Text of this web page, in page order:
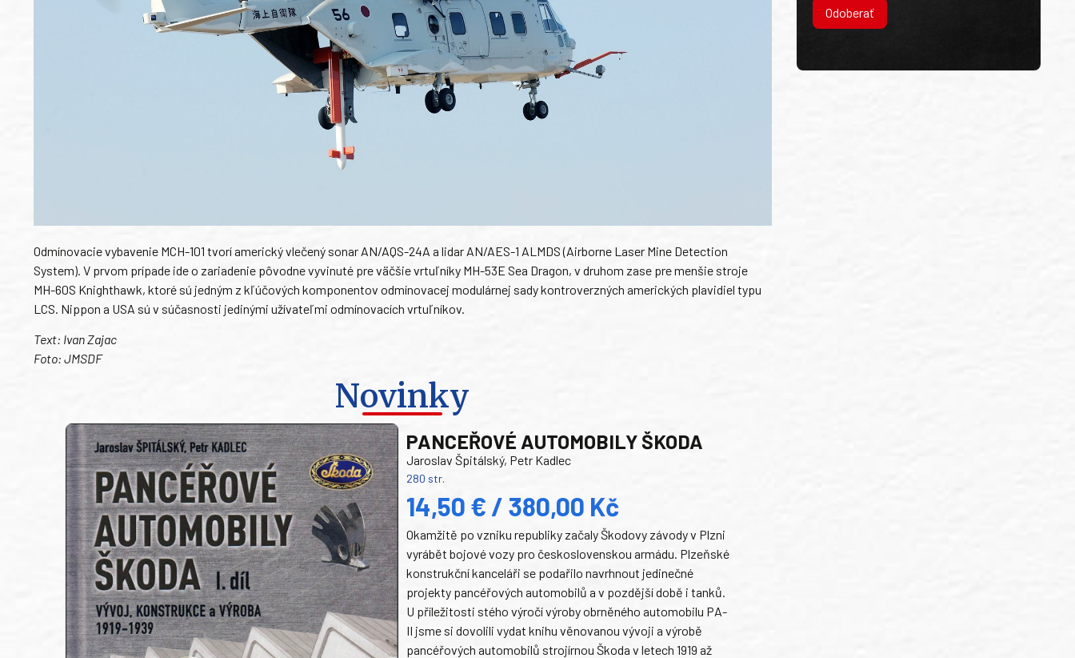
Odmínovacie vybavenie MCH-101 tvorí americký vlečený sonar AN/AQS-24A a lidar AN/AES-1 ALMDS (Airborne Laser Mine Detection
System). V prvom prípade ide o zariadenie pôvodne vyvinuté pre väčšie vrtuľníky MH-53E Sea Dragon, v druhom zase pre menšie stroje
MH-60S Knighthawk, ktoré sú jedným z kľúčových komponentov odmínovacej modulárnej sady kontroverzných amerických plavidiel typu
LCS. Nippon a USA sú v súčasnosti jedinými užívateľmi odmínovacích vrtuľníkov.
Text: Ivan Zajac
Foto: JMSDF
Novinky
PANCEŘOVÉ AUTOMOBILY ŠKODA
Jaroslav Špitálský, Petr Kadlec
280 str.
14,50 € / 380,00 Kč
Okamžitě po vzniku republiky začaly Škodovy závody v Plzni
vyrábět bojové vozy pro československou armádu. Plzeňské
konstrukční kanceláři se podařilo navrhnout jedinečné
projekty pancéřových automobilů a v pozdější době i tanků.
U příležitosti stého výročí výroby obrněného automobilu PA-
II jsme si dovolili vydat knihu věnovanou vývoji a výrobě
pancéřových automobilů strojírnou Škoda v letech 1919 až
Odoberať